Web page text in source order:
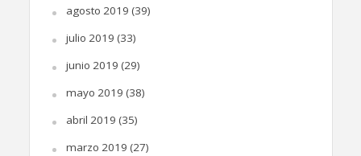
agosto 2019 (39)
julio 2019 (33)
junio 2019 (29)
mayo 2019 (38)
abril 2019 (35)
marzo 2019 (27)